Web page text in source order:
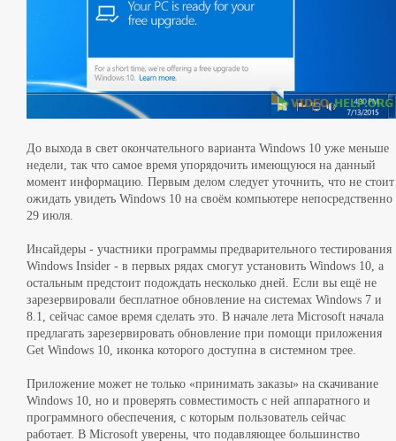
До выхода в свет окончательного варианта Windows 10 уже меньше
недели, так что самое время упорядочить имеющуюся на данный
момент информацию. Первым делом следует уточнить, что не стоит
ожидать увидеть Windows 10 на своём компьютере непосредственно
29 июля.
Инсайдеры - участники программы предварительного тестирования
Windows Insider - в первых рядах смогут установить Windows 10, а
остальным предстоит подождать несколько дней. Если вы ещё не
зарезервировали бесплатное обновление на системах Windows 7 и
8.1, сейчас самое время сделать это. В начале лета Microsoft начала
предлагать зарезервировать обновление при помощи приложения
Get Windows 10, иконка которого доступна в системном трее.
Приложение может не только «принимать заказы» на скачивание
Windows 10, но и проверять совместимость с ней аппаратного и
программного обеспечения, с которым пользователь сейчас
работает. В Microsoft уверены, что подавляющее большинство